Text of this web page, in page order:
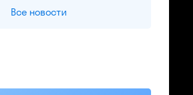
Все новости